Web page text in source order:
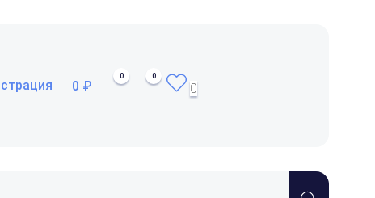
0 ₽
0 0
0